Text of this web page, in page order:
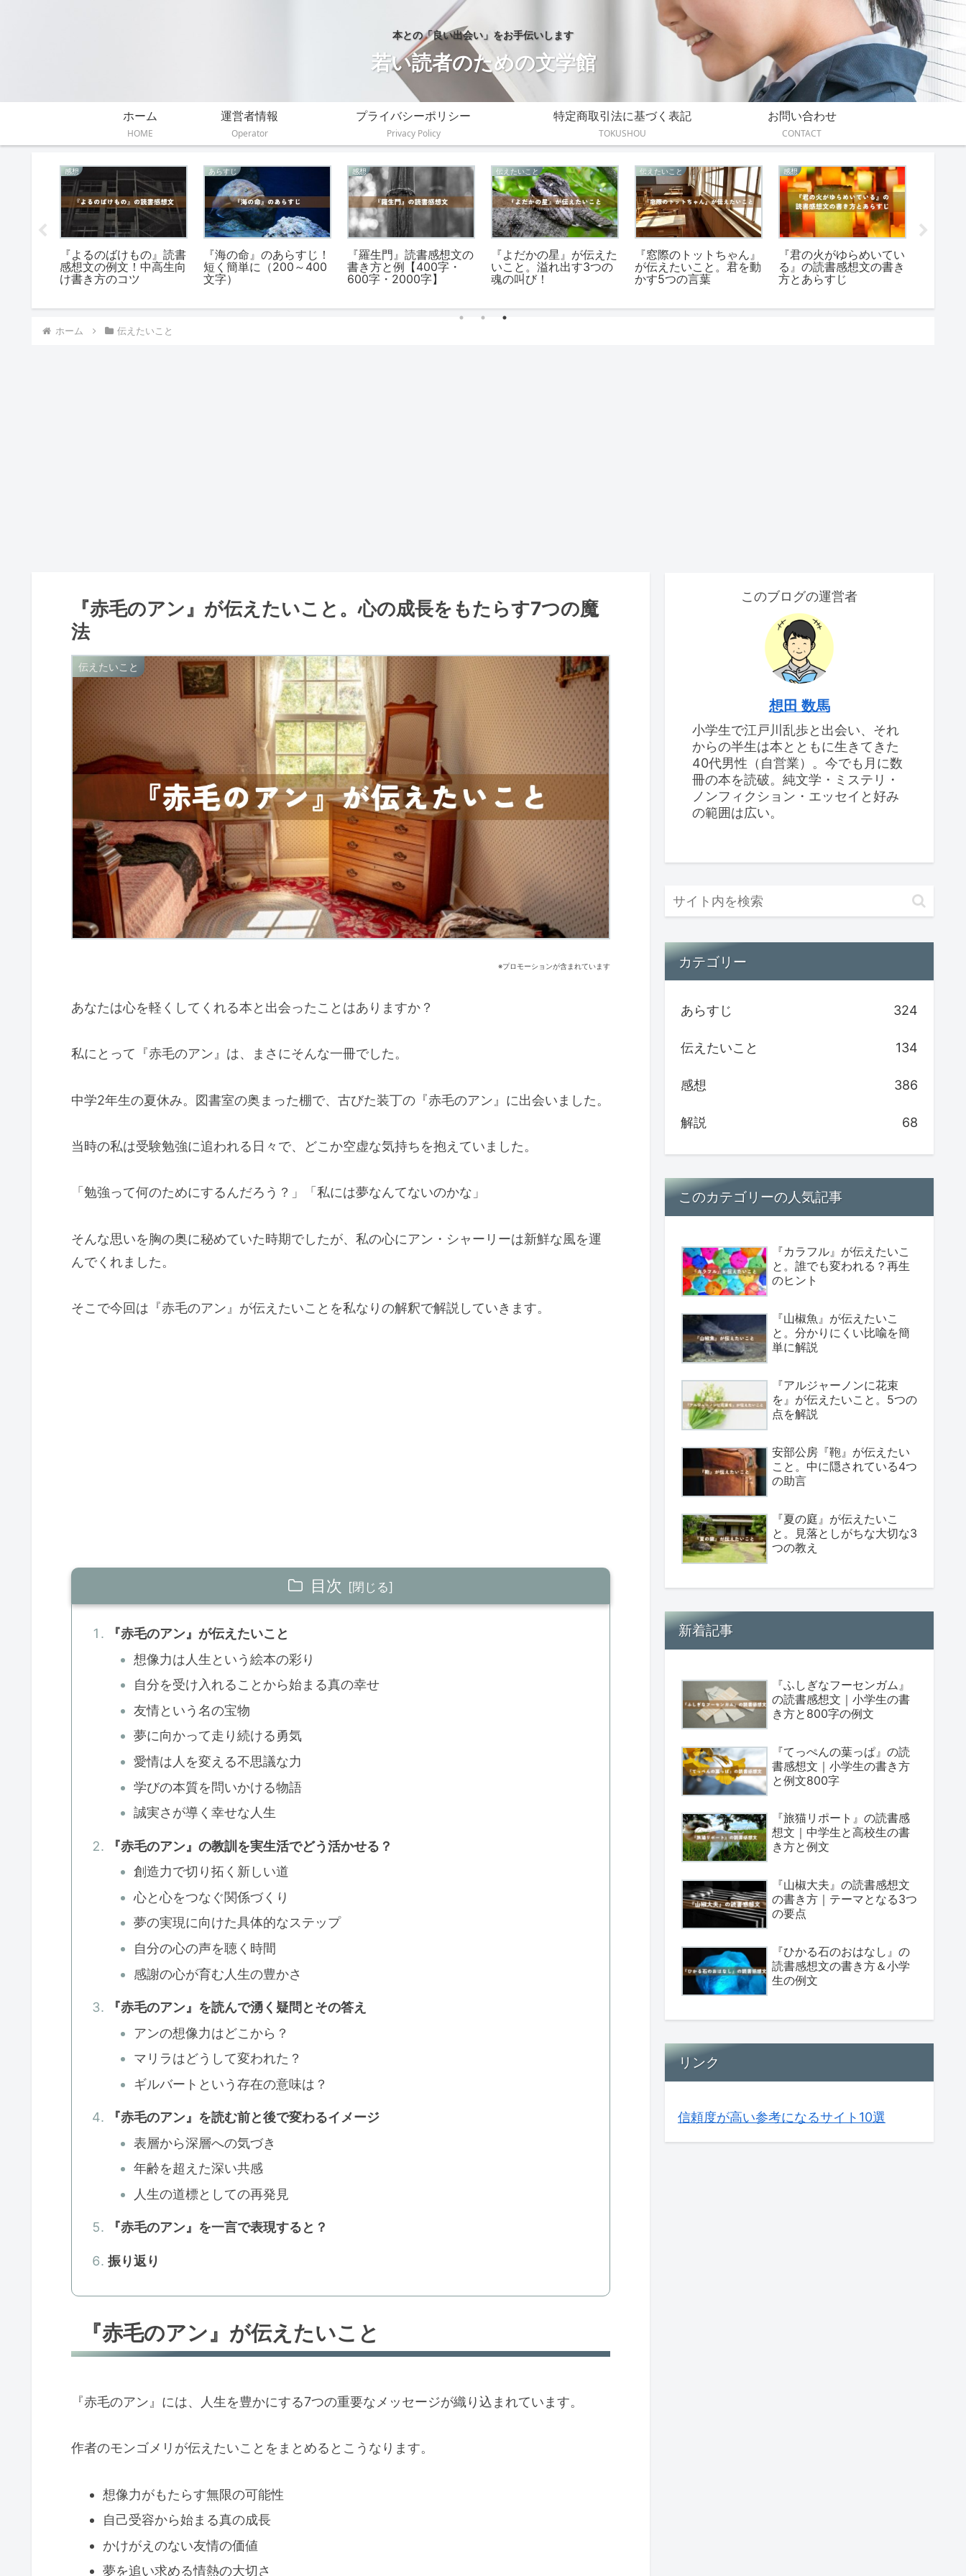
本との「良い出会い」をお手伝いします
若い読者のための文学館
ホーム
HOME
運営者情報
Operator
プライバシーポリシー
Privacy Policy
特定商取引法に基づく表記
TOKUSHOU
お問い合わせ
CONTACT
感想
『よるのばけもの』読書
感想文の例文！中高生向
け書き方のコツ
あらすじ
『海の命』のあらすじ！
短く簡単に（200～400
文字）
感想
『羅生門』読書感想文の
書き方と例【400字・
600字・2000字】
伝えたいこと
『よだかの星』が伝えた
いこと。溢れ出す3つの
魂の叫び！
伝えたいこと
『窓際のトットちゃん』
が伝えたいこと。君を動
かす5つの言葉
感想
『君の火がゆらめいてい
る』の読書感想文の書き
方とあらすじ
ホーム 伝えたいこと
『赤毛のアン』が伝えたいこと。心の成長をもたらす7つの魔
法
伝えたいこと
※プロモーションが含まれています
あなたは心を軽くしてくれる本と出会ったことはありますか？
私にとって『赤毛のアン』は、まさにそんな一冊でした。
中学2年生の夏休み。図書室の奥まった棚で、古びた装丁の『赤毛のアン』に出会いました。
当時の私は受験勉強に追われる日々で、どこか空虚な気持ちを抱えていました。
「勉強って何のためにするんだろう？」「私には夢なんてないのかな」
そんな思いを胸の奥に秘めていた時期でしたが、私の心にアン・シャーリーは新鮮な風を運
んでくれました。
そこで今回は『赤毛のアン』が伝えたいことを私なりの解釈で解説していきます。
目次
『赤毛のアン』が伝えたいこと
想像力は人生という絵本の彩り
自分を受け入れることから始まる真の幸せ
友情という名の宝物
夢に向かって走り続ける勇気
愛情は人を変える不思議な力
学びの本質を問いかける物語
誠実さが導く幸せな人生
『赤毛のアン』の教訓を実生活でどう活かせる？
創造力で切り拓く新しい道
心と心をつなぐ関係づくり
夢の実現に向けた具体的なステップ
自分の心の声を聴く時間
感謝の心が育む人生の豊かさ
『赤毛のアン』を読んで湧く疑問とその答え
アンの想像力はどこから？
マリラはどうして変われた？
ギルバートという存在の意味は？
『赤毛のアン』を読む前と後で変わるイメージ
表層から深層への気づき
年齢を超えた深い共感
人生の道標としての再発見
『赤毛のアン』を一言で表現すると？
振り返り
『赤毛のアン』が伝えたいこと
『赤毛のアン』には、人生を豊かにする7つの重要なメッセージが織り込まれています。
作者のモンゴメリが伝えたいことをまとめるとこうなります。
想像力がもたらす無限の可能性
自己受容から始まる真の成長
かけがえのない友情の価値
夢を追い求める情熱の大切さ
このブログの運営者
想田 数馬
小学生で江戸川乱歩と出会い、それ
からの半生は本とともに生きてきた
40代男性（自営業）。今でも月に数
冊の本を読破。純文学・ミステリ・
ノンフィクション・エッセイと好み
の範囲は広い。
カテゴリー
あらすじ 324
伝えたいこと 134
感想 386
解説 68
このカテゴリーの人気記事
『カラフル』が伝えたいこ
と。誰でも変われる？再生
のヒント
『山椒魚』が伝えたいこ
と。分かりにくい比喩を簡
単に解説
『アルジャーノンに花束
を』が伝えたいこと。5つの
点を解説
安部公房『鞄』が伝えたい
こと。中に隠されている4つ
の助言
『夏の庭』が伝えたいこ
と。見落としがちな大切な3
つの教え
新着記事
『ふしぎなフーセンガム』
の読書感想文｜小学生の書
き方と800字の例文
『てっぺんの葉っぱ』の読
書感想文｜小学生の書き方
と例文800字
『旅猫リポート』の読書感
想文｜中学生と高校生の書
き方と例文
『山椒大夫』の読書感想文
の書き方｜テーマとなる3つ
の要点
『ひかる石のおはなし』の
読書感想文の書き方＆小学
生の例文
リンク
信頼度が高い参考になるサイト10選